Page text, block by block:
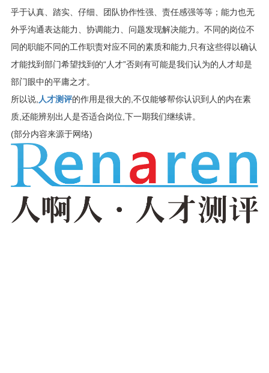
乎于认真、踏实、仔细、团队协作性强、责任感强等等；能力也无
外乎沟通表达能力、协调能力、问题发现解决能力。不同的岗位不
同的职能不同的工作职责对应不同的素质和能力,只有这些得以确认
才能找到部门希望找到的“人才”否则有可能是我们认为的人才却是
部门眼中的平庸之才。
所以说, 人才测评的作用是很大的,不仅能够帮你认识到人的内在素
质,还能辨别出人是否适合岗位,下一期我们继续讲。
(部分内容来源于网络)